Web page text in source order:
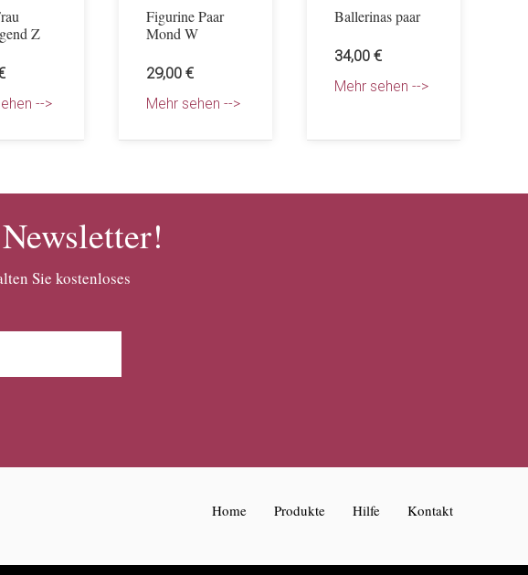
Home Produkte Hilfe Kontakt
Sie kostenloses
Z
-->
Figurine Paar
Mond W
29,00 €
Mehr sehen -->
Ballerinas paar
34,00 €
Mehr sehen -->